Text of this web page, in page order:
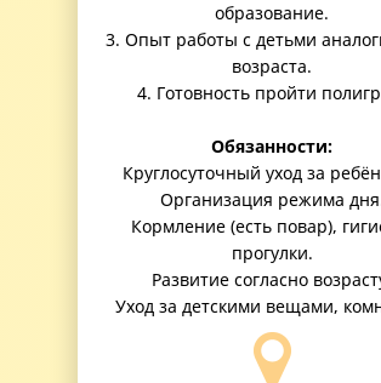
образование.
3. Опыт работы с детьми
возраста.
4. Готовность пройти
Обязанности:
Круглосуточный уход за
Организация режима
Кормление (есть повар),
прогулки.
Развитие согласно
Уход за детскими вещами,